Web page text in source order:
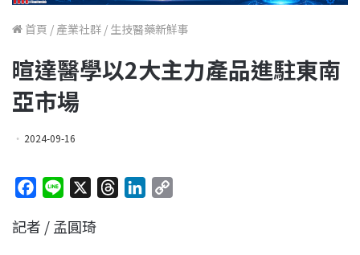
首頁 / 產業社群 / 生技醫藥新鮮事
暄達醫學以2大主力產品進駐東南
亞市場
2024-09-16
c
n
記者 / 孟圓琦